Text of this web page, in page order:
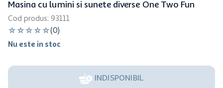
Masina cu lumini si sunete diverse One Two Fun
Cod produs: 93111
☆ ☆ ☆ ☆ ☆(0)
Nu este in stoc
INDISPONIBIL